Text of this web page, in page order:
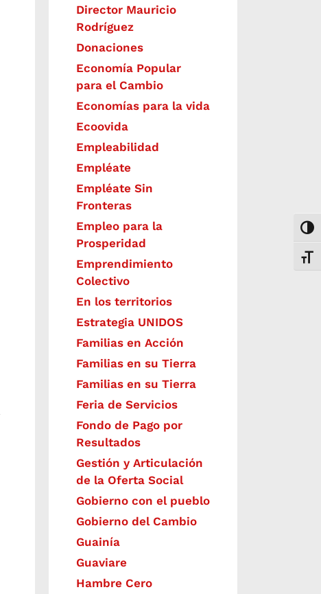
Director Mauricio
Rodríguez
Donaciones
Economía Popular
para el Cambio
Economías para la vida
Ecoovida
Empleabilidad
Empléate
Empléate Sin
Fronteras
Empleo para la
Prosperidad
Emprendimiento
Colectivo
En los territorios
Estrategia UNIDOS
Familias en Acción
Familias en su Tierra
Familias en su Tierra
Feria de Servicios
Fondo de Pago por
Resultados
Gestión y Articulación
de la Oferta Social
Gobierno con el pueblo
Gobierno del Cambio
Guainía
Guaviare
Hambre Cero